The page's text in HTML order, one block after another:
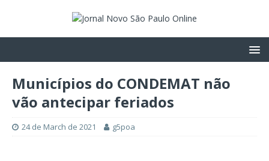
Municípios do CONDEMAT não
vão antecipar feriados
24 de March de 2021 g5poa